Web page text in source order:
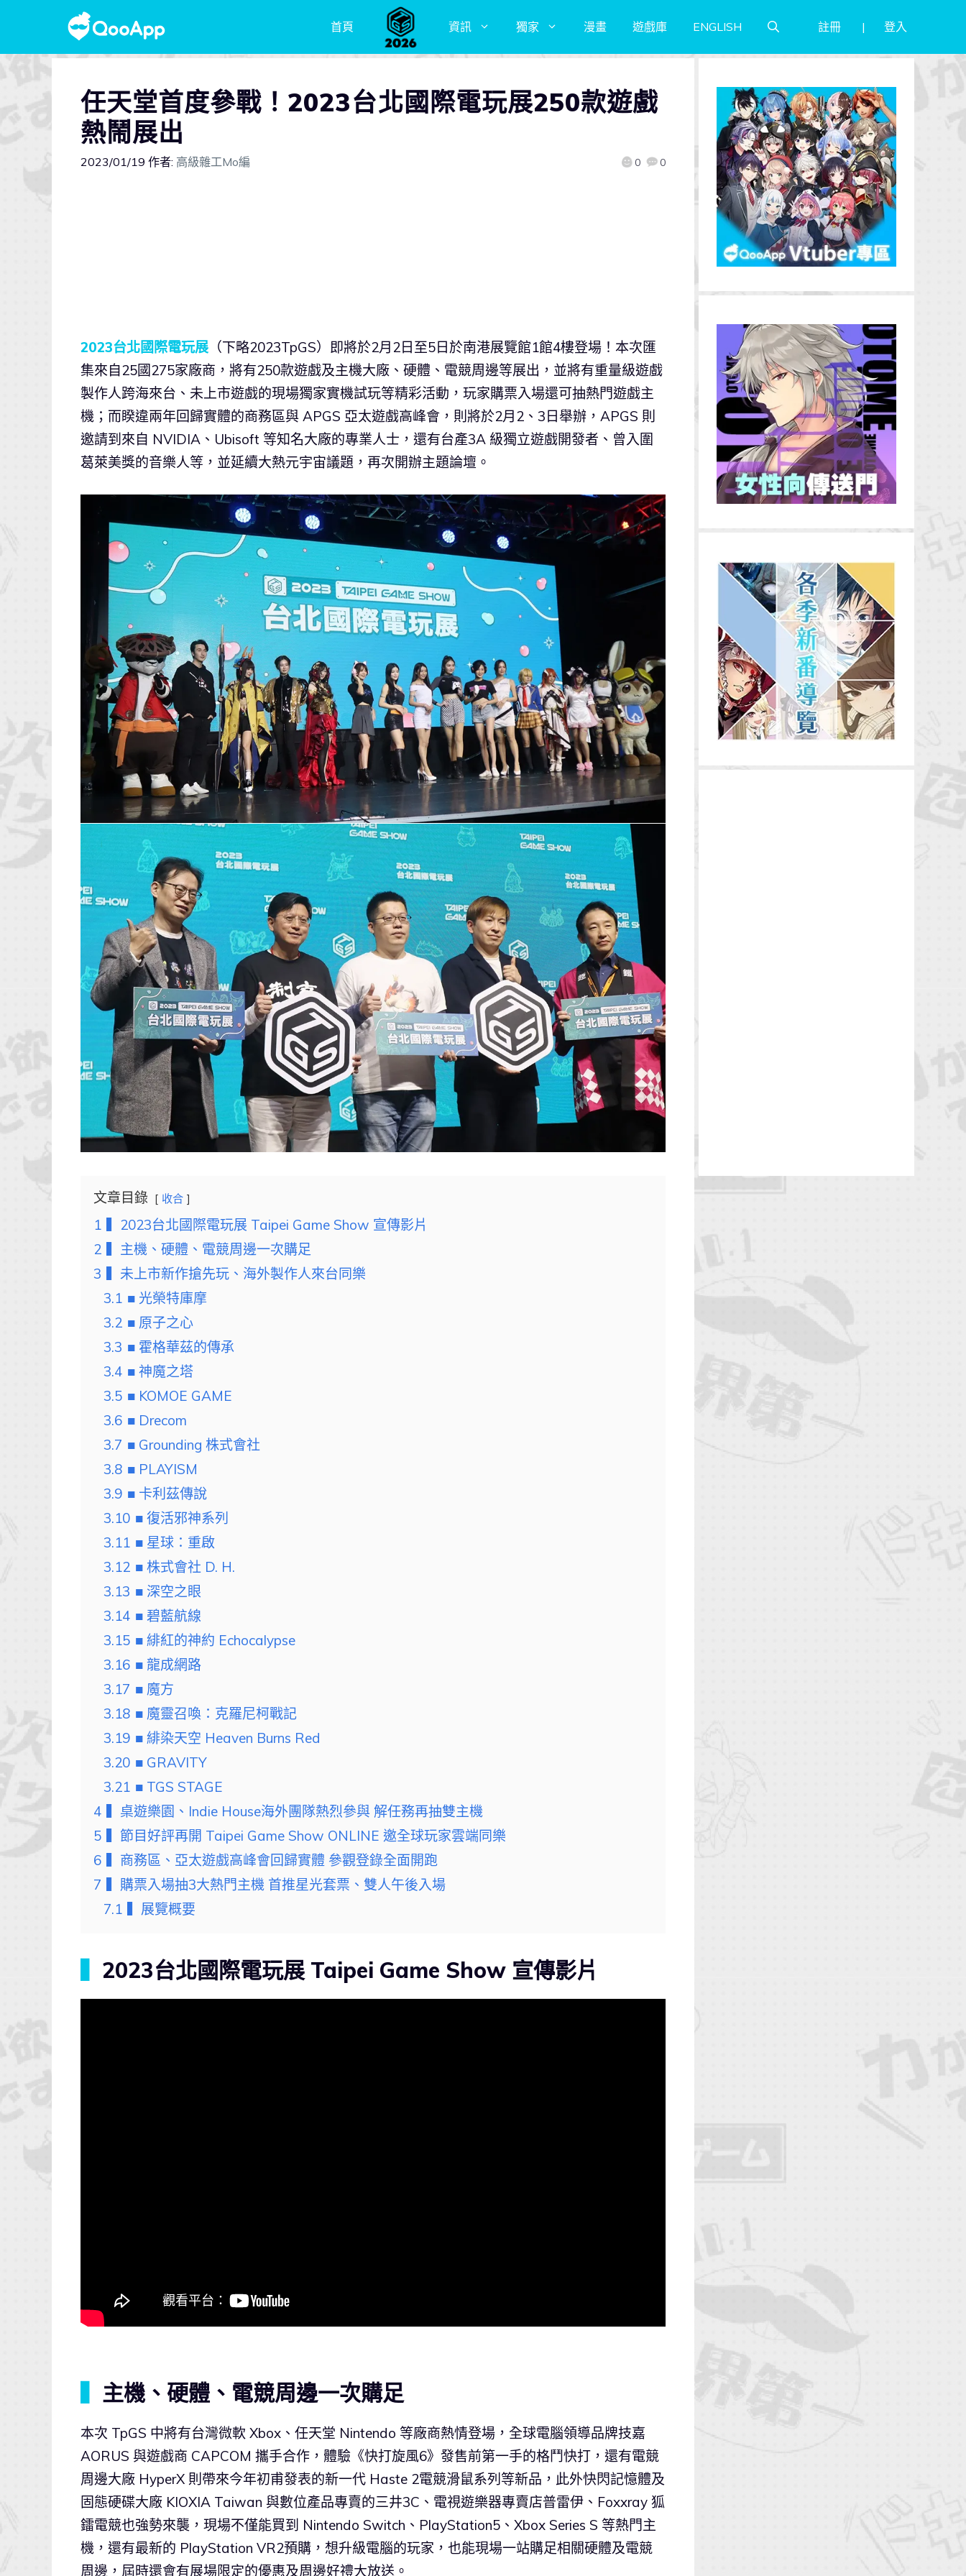
首頁 資訊 獨家 漫畫 遊戲庫 ENGLISH 註冊 登入
任天堂首度參戰！2023台北國際電玩展250款遊戲
熱鬧展出
2023/01/19 作者: 高級雜工Mo編 0 0
2023台北國際電玩展（下略2023TpGS）即將於2月2日至5日於南港展覽館1館4樓登場！本次匯
集來自25國275家廠商，將有250款遊戲及主機大廠、硬體、電競周邊等展出，並將有重量級遊戲
製作人跨海來台、未上市遊戲的現場獨家實機試玩等精彩活動，玩家購票入場還可抽熱門遊戲主
機；而睽違兩年回歸實體的商務區與 APGS 亞太遊戲高峰會，則將於2月2、3日舉辦，APGS 則
邀請到來自 NVIDIA、Ubisoft 等知名大廠的專業人士，還有台產3A 級獨立遊戲開發者、曾入圍
葛萊美獎的音樂人等，並延續大熱元宇宙議題，再次開辦主題論壇。
文章目錄 收合
1
▍2023台北國際電玩展 Taipei Game Show 宣傳影片
2
▍主機、硬體、電競周邊一次購足
3
▍未上市新作搶先玩、海外製作人來台同樂
3.1 ■ 光榮特庫摩
3.2 ■ 原子之心
3.3 ■ 霍格華茲的傳承
3.4 ■ 神魔之塔
3.5 ■ KOMOE GAME
3.6 ■ Drecom
3.7 ■ Grounding 株式會社
3.8 ■ PLAYISM
3.9 ■ 卡利茲傳說
3.10 ■ 復活邪神系列
3.11 ■ 星球：重啟
3.12 ■ 株式會社 D. H.
3.13 ■ 深空之眼
3.14 ■ 碧藍航線
3.15 ■ 緋紅的神約 Echocalypse
3.16 ■ 龍成網路
3.17 ■ 魔方
3.18 ■ 魔靈召喚：克羅尼柯戰記
3.19 ■ 緋染天空 Heaven Burns Red
3.20 ■ GRAVITY
3.21 ■ TGS STAGE
4
▍桌遊樂園、Indie House海外團隊熱烈參與 解任務再抽雙主機
5
▍節目好評再開 Taipei Game Show ONLINE 邀全球玩家雲端同樂
6
▍商務區、亞太遊戲高峰會回歸實體 參觀登錄全面開跑
7
▍購票入場抽3大熱門主機 首推星光套票、雙人午後入場
7.1
▍展覽概要
2023台北國際電玩展 Taipei Game Show 宣傳影片
主機、硬體、電競周邊一次購足
本次 TpGS 中將有台灣微軟 Xbox、任天堂 Nintendo 等廠商熱情登場，全球電腦領導品牌技嘉
AORUS 與遊戲商 CAPCOM 攜手合作，體驗《快打旋風6》發售前第一手的格鬥快打，還有電競
周邊大廠 HyperX 則帶來今年初甫發表的新一代 Haste 2電競滑鼠系列等新品，此外快閃記憶體及
固態硬碟大廠 KIOXIA Taiwan 與數位產品專賣的三井3C、電視遊樂器專賣店普雷伊、Foxxray 狐
鐳電競也強勢來襲，現場不僅能買到 Nintendo Switch、PlayStation5、Xbox Series S 等熱門主
機，還有最新的 PlayStation VR2預購，想升級電腦的玩家，也能現場一站購足相關硬體及電競
周邊，屆時還會有展場限定的優惠及周邊好禮大放送。